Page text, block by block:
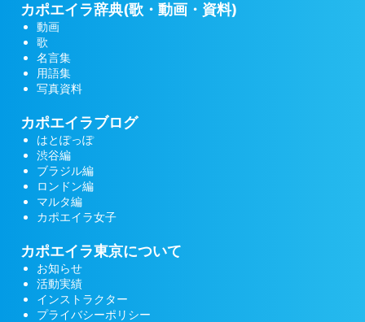
カポエイラ辞典(歌・動画・資料)
動画
歌
名言集
用語集
写真資料
カポエイラブログ
はとぽっぽ
渋谷編
ブラジル編
ロンドン編
マルタ編
カポエイラ女子
カポエイラ東京について
お知らせ
活動実績
インストラクター
プライバシーポリシー